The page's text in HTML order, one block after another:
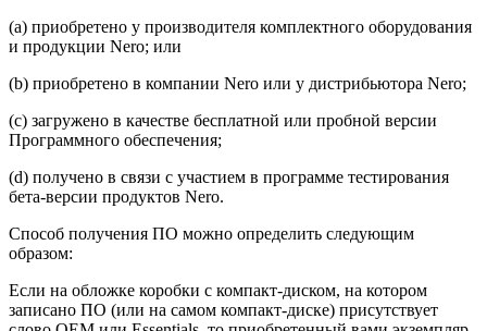
(а) приобретено у производителя комплектного оборудования
и продукции Nero; или
(b) приобретено в компании Nero или у дистрибьютора Nero;
(c) загружено в качестве бесплатной или пробной версии
Программного обеспечения;
(d) получено в связи с участием в программе тестирования
бета-версии продуктов Nero.
Способ получения ПО можно определить следующим
образом:
Если на обложке коробки с компакт-диском, на котором
записано ПО (или на самом компакт-диске) присутствует